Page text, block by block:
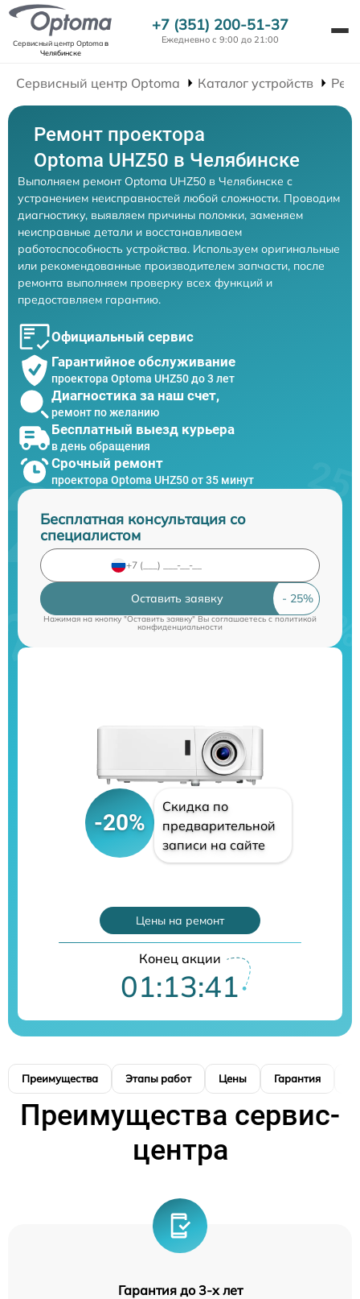
Сервисный центр Optomaв
Челябинске
+7 (351) 200-51-37
Ежедневно с 9:00 до 21:00
Сервисный центр Optoma Каталог устройств
Ремонт проектора
Optoma UHZ50 в Челябинске
Выполняем ремонт Optoma UHZ50 в Челябинске с
устранением неисправностей любой сложности. Проводим
диагностику, выявляем причины поломки, заменяем
неисправные детали и восстанавливаем
работоспособность устройства. Используем оригинальные
или рекомендованные производителем запчасти, после
ремонта выполняем проверку всех функций и
предоставляем гарантию.
Официальный сервис
Гарантийное обслуживание
проектора Optoma UHZ50 до 3 лет
Диагностика за наш счет,
ремонт по желанию
Бесплатный выезд курьера
в день обращения
Срочный ремонт
проектора Optoma UHZ50 от 35 минут
Бесплатная консультация со
специалистом
Оставить заявку
Нажимая на кнопку "Оставить заявку" Вы соглашаетесь cполитикой
конфиденциальности
-20%
Скидка по
предварительной
записи на сайте
Цены на ремонт
Конец акции
01:13:40
Преимущества Этапы работ Цены Гарантия
Преимущества сервис-
центра
Гарантия до 3-х лет